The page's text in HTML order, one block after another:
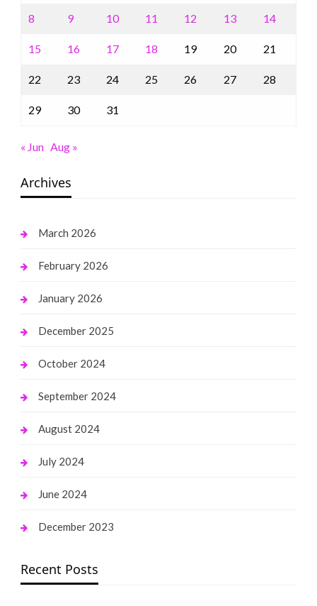
8 9 10 11 12 13 14
15 16 17 18 19 20 21
22 23 24 25 26 27 28
29 30 31
« Jun Aug »
Archives
March 2026
February 2026
January 2026
December 2025
October 2024
September 2024
August 2024
July 2024
June 2024
December 2023
Recent Posts